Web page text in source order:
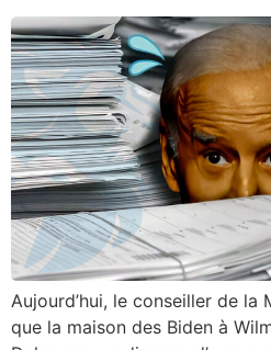
Aujourd’hui, le conseiller de la
que la maison des Biden à